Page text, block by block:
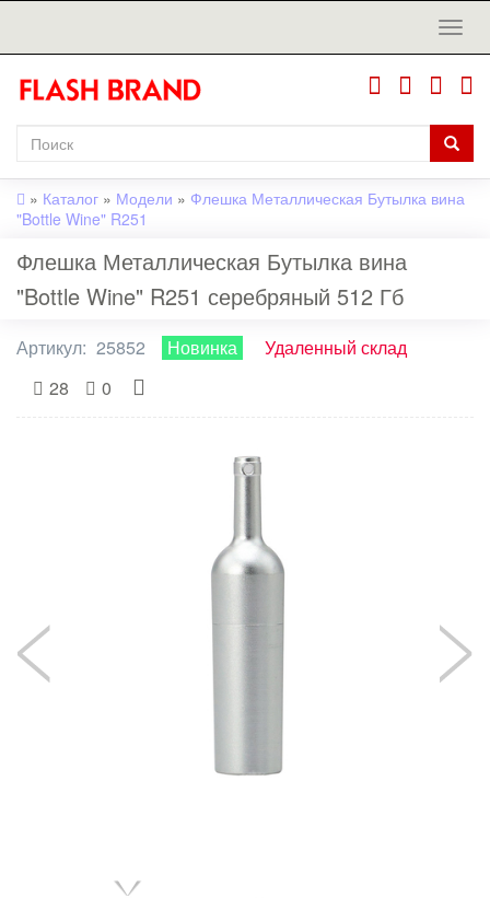
» Каталог » Модели » Флешка Металлическая Бутылка вина
"Bottle Wine" R251
Флешка Металлическая Бутылка вина
"Bottle Wine" R251 серебряный 512 Гб
Артикул: 25852 Новинка
Удаленный склад
28
0